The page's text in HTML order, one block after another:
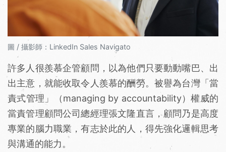
圖 / 攝影師：LinkedIn Sales Navigato
許多人很羨慕企管顧問，以為他們只要動動嘴巴、出
出主意，就能收取令人羨慕的酬勞。被譽為台灣「當
責式管理」（managing by accountability）權威的
當責管理顧問公司總經理張文隆直言，顧問乃是高度
專業的腦力職業，有志於此的人，得先強化邏輯思考
與溝通的能力。